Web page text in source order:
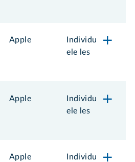
Apple
Individu
ele les
Apple
Individu
ele les
Apple
Individu